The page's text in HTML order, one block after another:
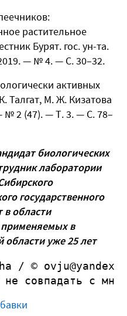
растительное
Бурят. гос. ун-та.
— № 4. — С. 30–32.
активных
Талгат, М. Ж. Кизатова
№ 2 (47). — Т. 3. — С. 78–
биологических
лаборатории
государственного
в области
применяемых в
области уже 25 лет
/ ©
совпадать с